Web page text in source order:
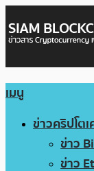
เมนู
ข่าวคริปโต
ข่าว
ข่าว